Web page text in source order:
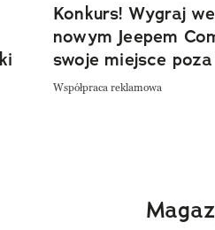
Konkurs! Wygraj
nowym Jeepem
swoje miejsce
Współpraca reklamowa